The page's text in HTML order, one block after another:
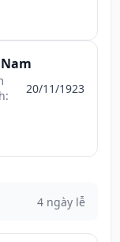
20/11/1923
4 ngày lễ